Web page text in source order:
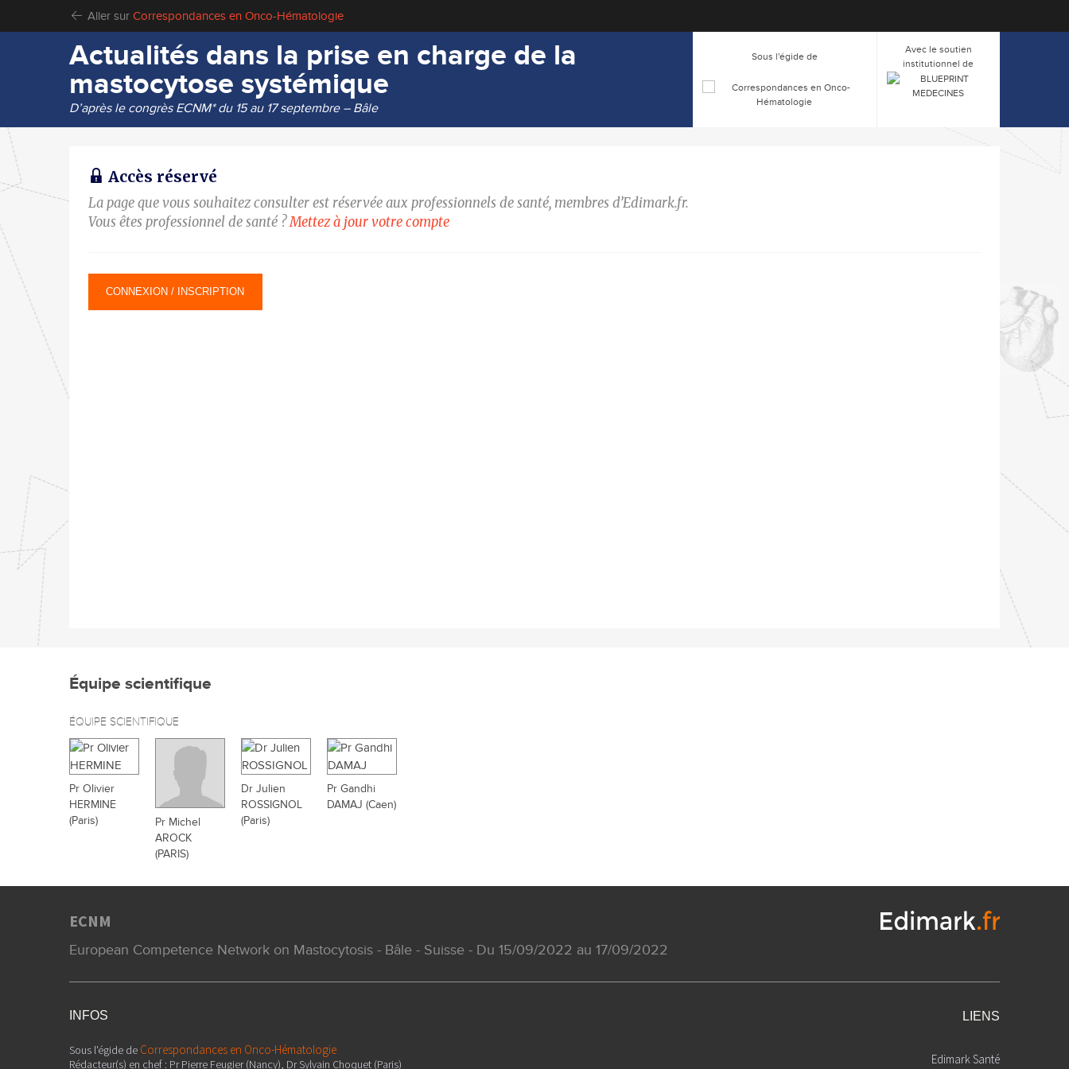
Aller sur Correspondances en Onco-Hématologie
Actualités dans la prise en charge de la
mastocytose systémique
D’après le congrès ECNM* du 15 au 17 septembre – Bâle
Sous l'égide de
Avec le soutien
institutionnel de
Accès réservé
La page que vous souhaitez consulter est réservée aux professionnels de santé, membres d’Edimark.fr.
Vous êtes professionnel de santé ?Mettez à jour votre compte
CONNEXION / INSCRIPTION
Équipe scientifique
ÉQUIPE SCIENTIFIQUE
Pr Olivier
HERMINE
(Paris)
Pr Michel
AROCK
(PARIS)
Dr Julien
ROSSIGNOL
(Paris)
Pr Gandhi
DAMAJ (Caen)
ECNM
European Competence Network on Mastocytosis - Bâle - Suisse - Du 15/09/2022 au 17/09/2022
INFOS
Sous l'égide de Correspondances en Onco-Hématologie
Rédacteur(s) en chef : Pr Pierre Feugier (Nancy), Dr Sylvain Choquet (Paris)
LIENS
Edimark Santé